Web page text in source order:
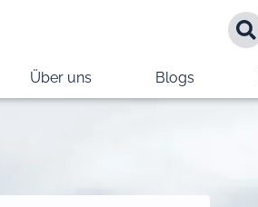
Über uns Blogs